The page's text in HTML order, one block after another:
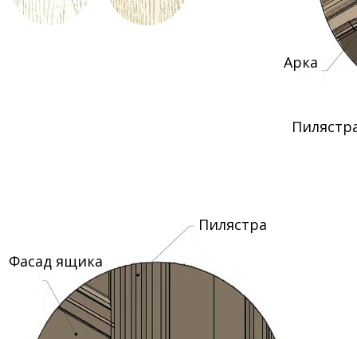
Фасад ящика
Пилястра
Арка